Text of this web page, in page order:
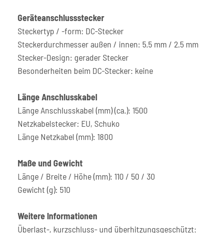
Geräteanschlussstecker
Steckertyp / -form: DC-Stecker
Steckerdurchmesser außen / innen: 5.5 mm / 2.5 mm
Stecker-Design: gerader Stecker
Besonderheiten beim DC-Stecker: keine
Länge Anschlusskabel
Länge Anschlusskabel (mm) (ca.): 1500
Netzkabelstecker: EU, Schuko
Länge Netzkabel (mm): 1800
Maße und Gewicht
Länge / Breite / Höhe (mm): 110 / 50 / 30
Gewicht (g): 510
Weitere Informationen
Überlast-, kurzschluss- und überhitzungsgeschützt: